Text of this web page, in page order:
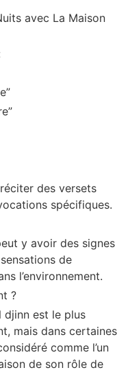
avec La Maison
des versets
spécifiques.
y avoir des signes
de
l’environnement.
?
djinn est le plus
mais dans certaines
comme l’un
de son rôle de